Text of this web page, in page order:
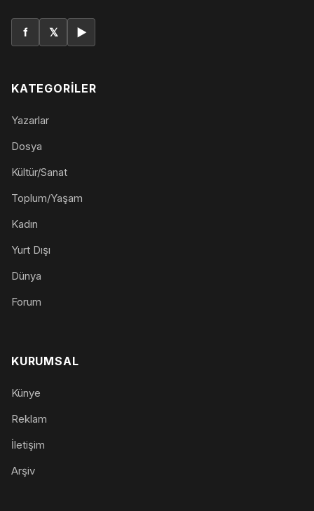
f 𝕏 ▶
KATEGORILER
Yazarlar
Dosya
Kültür/Sanat
Toplum/Yaşam
Kadın
Yurt Dışı
Dünya
Forum
KURUMSAL
Künye
Reklam
İletişim
Arşiv